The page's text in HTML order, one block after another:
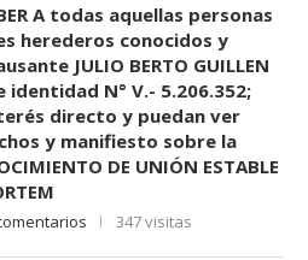
A todas aquellas personas
herederos conocidos y
JULIO BERTO GUILLEN
identidad N° V.- 5.206.352;
directo y puedan ver
y manifiesto sobre la
DE UNIÓN ESTABLE
347 visitas